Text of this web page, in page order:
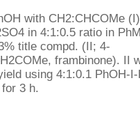
with CH2:CHCOMe
in 4:1:0.5 ratio in
title compd. (II; 4-
frambinone). II
using 4:1:0.1 PhOH-
3 h.